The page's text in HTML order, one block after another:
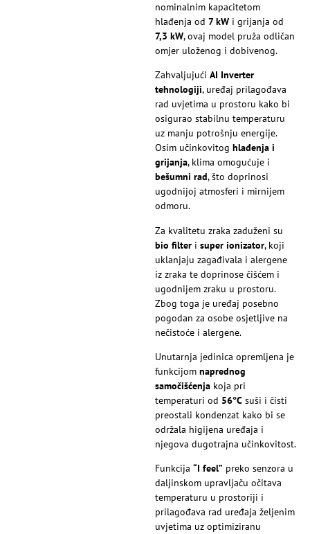
nominalnim kapacitetom
hlađenja od 7 kW i grijanja od
7,3 kW, ovaj model pruža odličan
omjer uloženog i dobivenog.
Zahvaljujući AI Inverter
tehnologiji, uređaj prilagođava
rad uvjetima u prostoru kako bi
osigurao stabilnu temperaturu
uz manju potrošnju energije.
Osim učinkovitog hlađenja i
grijanja, klima omogućuje i
bešumni rad, što doprinosi
ugodnijoj atmosferi i mirnijem
odmoru.
Za kvalitetu zraka zaduženi su
bio filter i super ionizator, koji
uklanjaju zagađivala i alergene
iz zraka te doprinose čišćem i
ugodnijem zraku u prostoru.
Zbog toga je uređaj posebno
pogodan za osobe osjetljive na
nečistoće i alergene.
Unutarnja jedinica opremljena je
funkcijom naprednog
samočišćenja koja pri
temperaturi od 56°C suši i čisti
preostali kondenzat kako bi se
održala higijena uređaja i
njegova dugotrajna učinkovitost.
Funkcija “I feel” preko senzora u
daljinskom upravljaču očitava
temperaturu u prostoriji i
prilagođava rad uređaja željenim
uvjetima uz optimiziranu